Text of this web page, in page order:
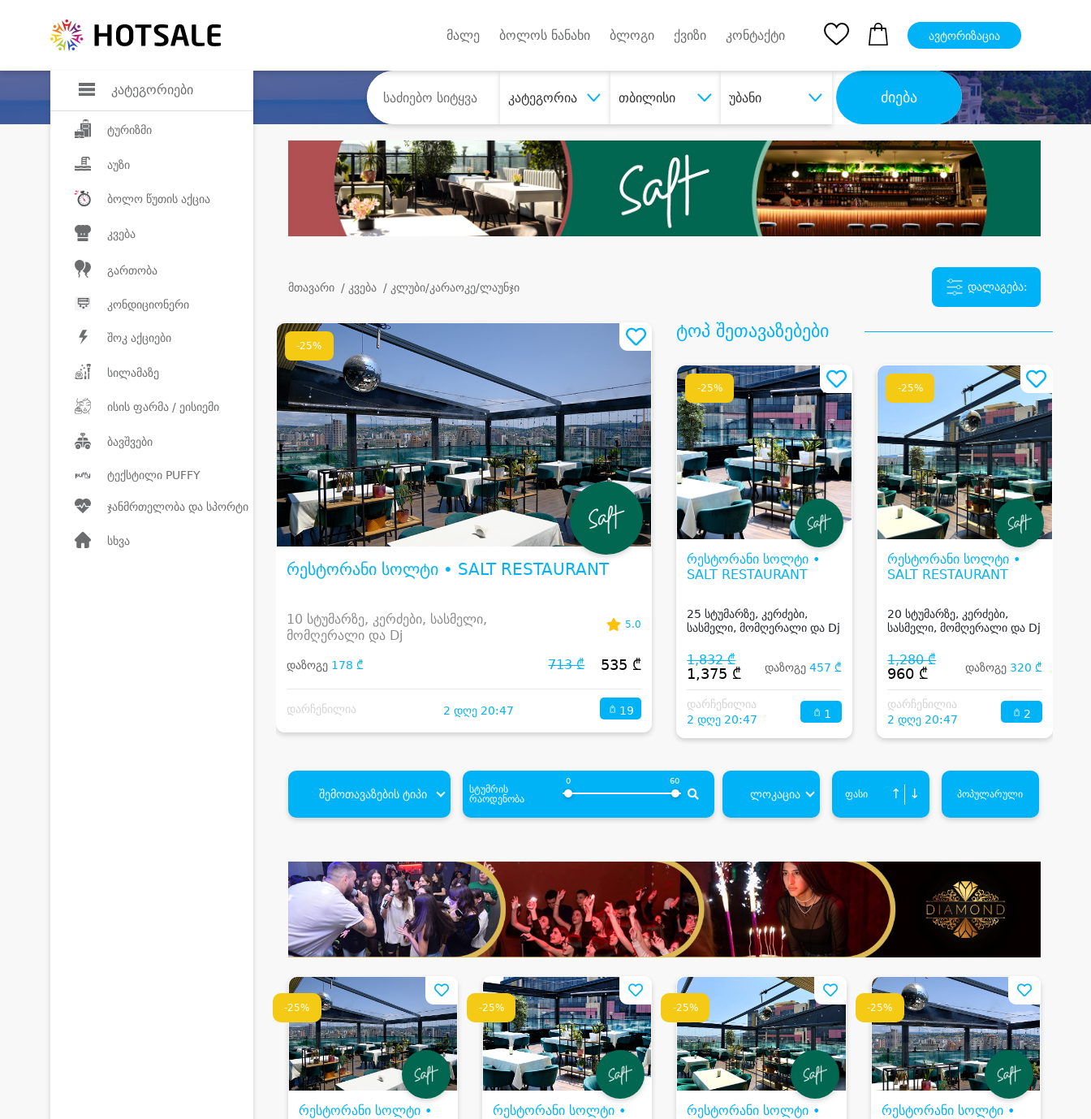
კატეგორიები
ტურიზმი
აუზი
ბოლო წუთის აქცია
კვება
გართობა
კონდიციონერი
შოკ აქციები
სილამაზე
ისის ფარმა / ეისიემი
ბავშვები
ტექსტილი PUFFY
ჯანმრთელობა და სპორტი
სხვა
მალე ბოლოს ნანახი ბლოგი ქვიზი კონტაქტი ავტორიზაცია
კატეგორია თბილისი უბანი ძიება
მთავარი / კვება / კლუბი/კარაოკე/ლაუნჯი დალაგება:
-25%
რესტორანი სოლტი • SALT RESTAURANT
10 სტუმარზე, კერძები, სასმელი,
მომღერალი და Dj
5.0
დაზოგე 178 ₾ 713 ₾ 535 ₾
დარჩენილია 2 დღე 20:47 19
ტოპ შეთავაზებები
-25%
რესტორანი სოლტი •
SALT RESTAURANT
25 სტუმარზე, კერძები,
სასმელი, მომღერალი და Dj
1,832 ₾
1,375 ₾ დაზოგე457 ₾
დარჩენილია
2 დღე 20:47
1
-25%
რესტორანი სოლტი •
SALT RESTAURANT
20 სტუმარზე, კერძები,
სასმელი, მომღერალი და Dj
1,280 ₾
960 ₾ დაზოგე 320 ₾
დარჩენილია
2 დღე 20:47
2
შემოთავაზების ტიპი
სტუმრის
რაოდენობა
0 60
ლოკაცია ფასი ↑ ↓ პოპულარული
-25%
რესტორანი სოლტი •
-25%
რესტორანი სოლტი •
-25%
რესტორანი სოლტი •
-25%
რესტორანი სოლტი •